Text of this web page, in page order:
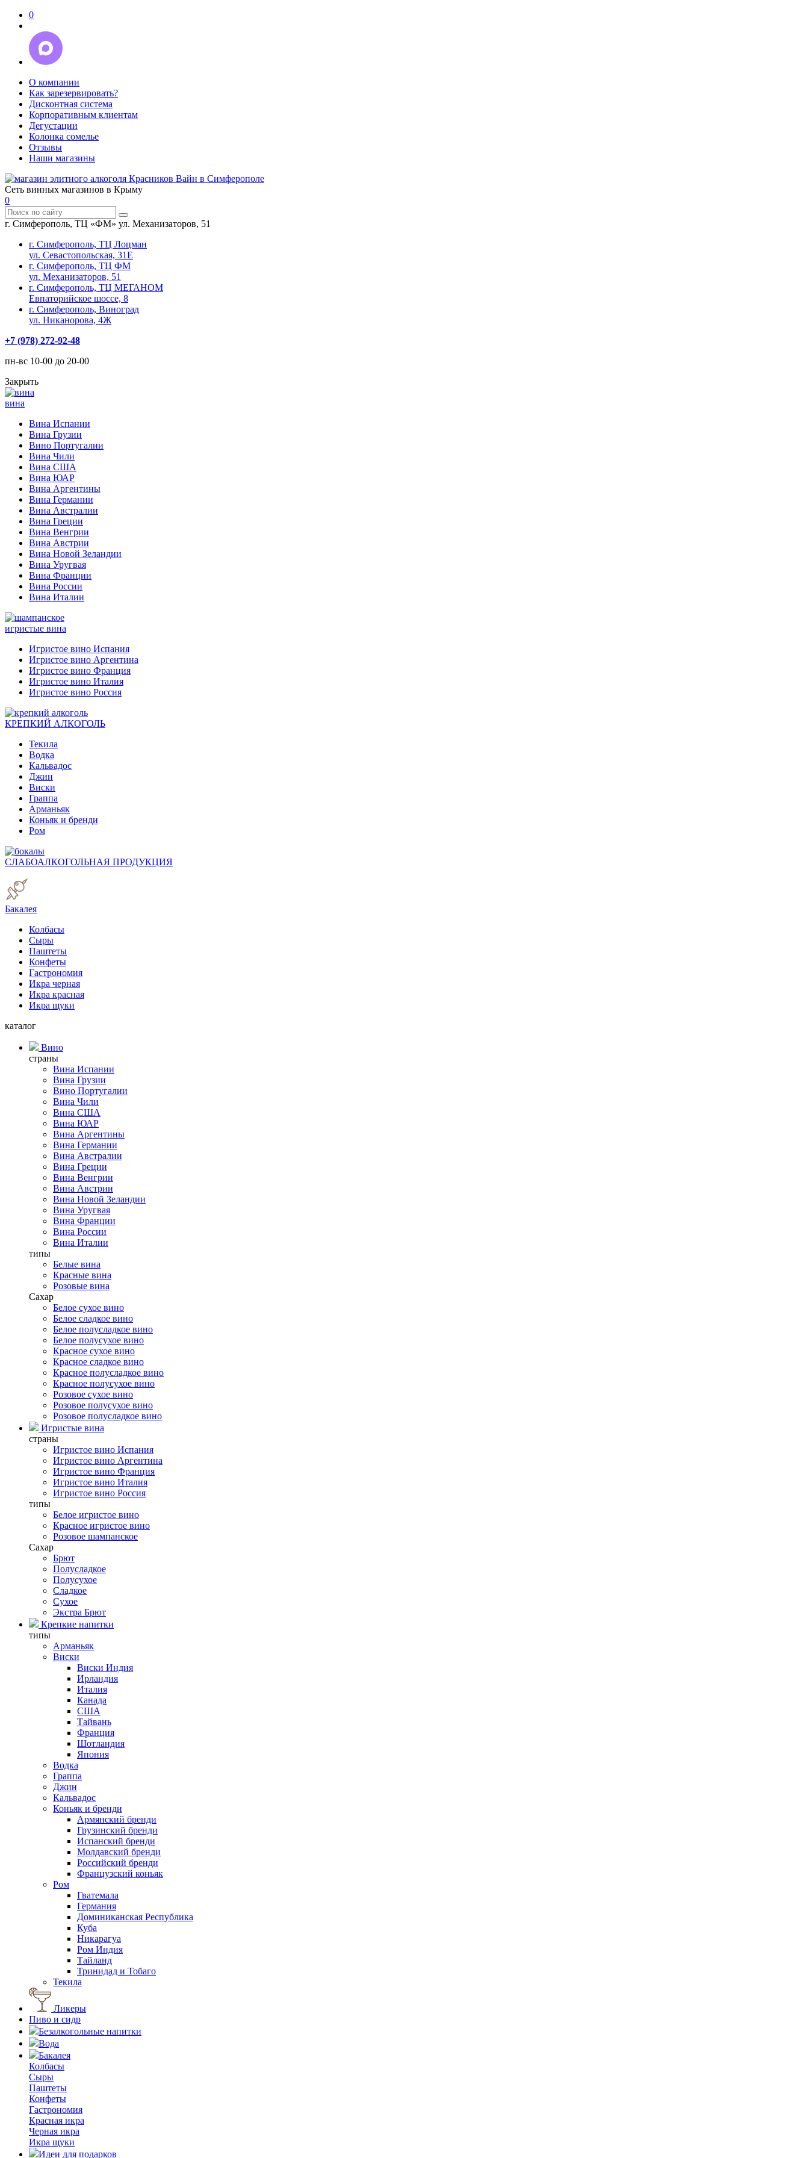
0
О компании
Как зарезервировать?
Дисконтная система
Корпоративным клиентам
Дегустации
Колонка сомелье
Отзывы
Наши магазины
Сеть винных магазинов в Крыму
0
г. Симферополь, ТЦ «ФМ» ул. Механизаторов, 51
г. Симферополь, ТЦ Лоцман
ул. Севастопольская, 31Е
г. Симферополь, ТЦ ФМ
ул. Механизаторов, 51
г. Симферополь, ТЦ МЕГАНОМ
Евпаторийское шоссе, 8
г. Симферополь, Виноград
ул. Никанорова, 4Ж
+7 (978) 272-92-48
пн-вс 10-00 до 20-00
Закрыть
вина
Вина Испании
Вина Грузии
Вино Португалии
Вина Чили
Вина США
Вина ЮАР
Вина Аргентины
Вина Германии
Вина Австралии
Вина Греции
Вина Венгрии
Вина Австрии
Вина Новой Зеландии
Вина Уругвая
Вина Франции
Вина России
Вина Италии
игристые вина
Игристое вино Испания
Игристое вино Аргентина
Игристое вино Франция
Игристое вино Италия
Игристое вино Россия
КРЕПКИЙ АЛКОГОЛЬ
Текила
Водка
Кальвадос
Джин
Виски
Граппа
Арманьяк
Коньяк и бренди
Ром
СЛАБОАЛКОГОЛЬНАЯ ПРОДУКЦИЯ
Бакалея
Колбасы
Сыры
Паштеты
Конфеты
Гастрономия
Икра черная
Икра красная
Икра щуки
каталог
Вино
страны
Вина Испании
Вина Грузии
Вино Португалии
Вина Чили
Вина США
Вина ЮАР
Вина Аргентины
Вина Германии
Вина Австралии
Вина Греции
Вина Венгрии
Вина Австрии
Вина Новой Зеландии
Вина Уругвая
Вина Франции
Вина России
Вина Италии
типы
Белые вина
Красные вина
Розовые вина
Сахар
Белое сухое вино
Белое сладкое вино
Белое полусладкое вино
Белое полусухое вино
Красное сухое вино
Красное сладкое вино
Красное полусладкое вино
Красное полусухое вино
Розовое сухое вино
Розовое полусухое вино
Розовое полусладкое вино
Игристые вина
страны
Игристое вино Испания
Игристое вино Аргентина
Игристое вино Франция
Игристое вино Италия
Игристое вино Россия
типы
Белое игристое вино
Красное игристое вино
Розовое шампанское
Сахар
Брют
Полусладкое
Полусухое
Сладкое
Сухое
Экстра Брют
Крепкие напитки
типы
Арманьяк
Виски
Виски Индия
Ирландия
Италия
Канада
США
Тайвань
Франция
Шотландия
Япония
Водка
Граппа
Джин
Кальвадос
Коньяк и бренди
Армянский бренди
Грузинский бренди
Испанский бренди
Молдавский бренди
Российский бренди
Французский коньяк
Ром
Гватемала
Германия
Доминиканская Республика
Куба
Никарагуа
Ром Индия
Тайланд
Тринидад и Тобаго
Текила
Ликеры
Пиво и сидр
Безалкогольные напитки
Вода
Бакалея
Колбасы
Сыры
Паштеты
Конфеты
Гастрономия
Красная икра
Черная икра
Икра щуки
Идеи для подарков